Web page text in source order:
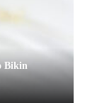
Bikin